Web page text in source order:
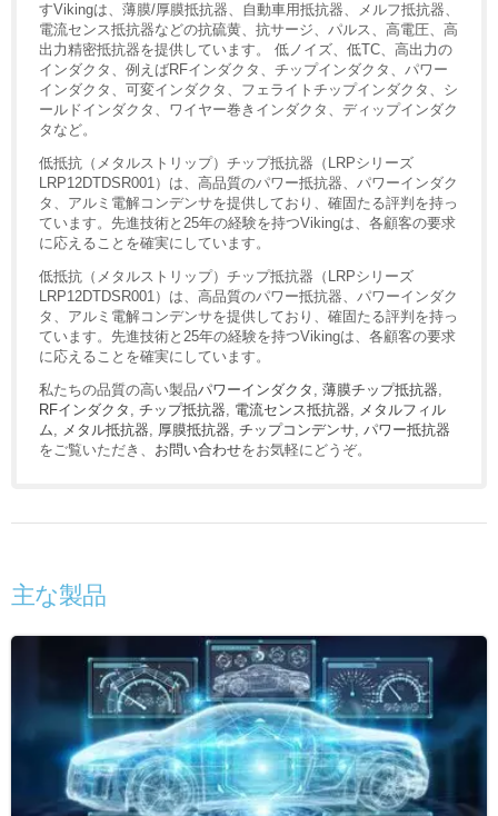
すVikingは、薄膜/厚膜抵抗器、自動車用抵抗器、メルフ抵抗器、
電流センス抵抗器などの抗硫黄、抗サージ、パルス、高電圧、高
出力精密抵抗器を提供しています。 低ノイズ、低TC、高出力の
インダクタ、例えばRFインダクタ、チップインダクタ、パワー
インダクタ、可変インダクタ、フェライトチップインダクタ、シ
ールドインダクタ、ワイヤー巻きインダクタ、ディップインダク
タなど。
低抵抗（メタルストリップ）チップ抵抗器（LRPシリーズ
LRP12DTDSR001）は、高品質のパワー抵抗器、パワーインダク
タ、アルミ電解コンデンサを提供しており、確固たる評判を持っ
ています。先進技術と25年の経験を持つVikingは、各顧客の要求
に応えることを確実にしています。
低抵抗（メタルストリップ）チップ抵抗器（LRPシリーズ
LRP12DTDSR001）は、高品質のパワー抵抗器、パワーインダク
タ、アルミ電解コンデンサを提供しており、確固たる評判を持っ
ています。先進技術と25年の経験を持つVikingは、各顧客の要求
に応えることを確実にしています。
私たちの品質の高い製品パワーインダクタ , 薄膜チップ抵抗器,
RFインダクタ , チップ抵抗器, 電流センス抵抗器, メタルフィル
ム, メタル抵抗器, 厚膜抵抗器, チップコンデンサ, パワー抵抗器
をご覧いただき、 お問い合わせをお気軽にどうぞ。
主な製品